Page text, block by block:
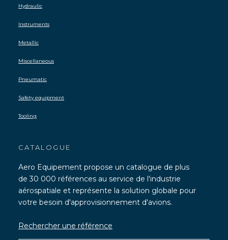
Hydraulic
Instruments
Metallic
Miscellaneous
Pneumatic
Safety equipment
Tooling
CATALOGUE
Aero Equipement propose un catalogue de plus
de 30 000 références au service de l'industrie
aérospatiale et représente la solution globale pour
votre besoin d'approvisionnement d'avions.
Rechercher une référence